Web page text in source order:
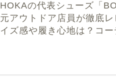
HOKAの代表シューズ「
元アウトドア店員が徹底
イズ感や履き心地は？コー